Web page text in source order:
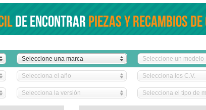
de encontrarpiezas y recambios de
Seleccione una marca Seleccione un modelo
Selecciona el año Selecciona los C.V.
Selecciona la versión Selecciona el tipo de